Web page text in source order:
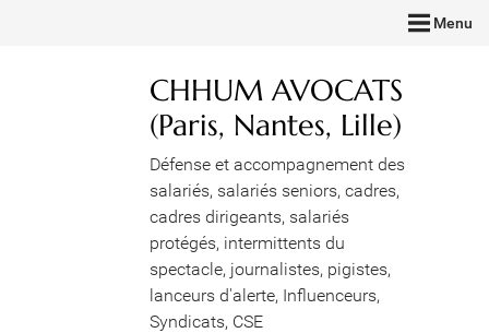
Menu
CHHUM AVOCATS
(Paris, Nantes, Lille)
Défense et accompagnement des
salariés, salariés seniors, cadres,
cadres dirigeants, salariés
protégés, intermittents du
spectacle, journalistes, pigistes,
lanceurs d'alerte, Influenceurs,
Syndicats, CSE